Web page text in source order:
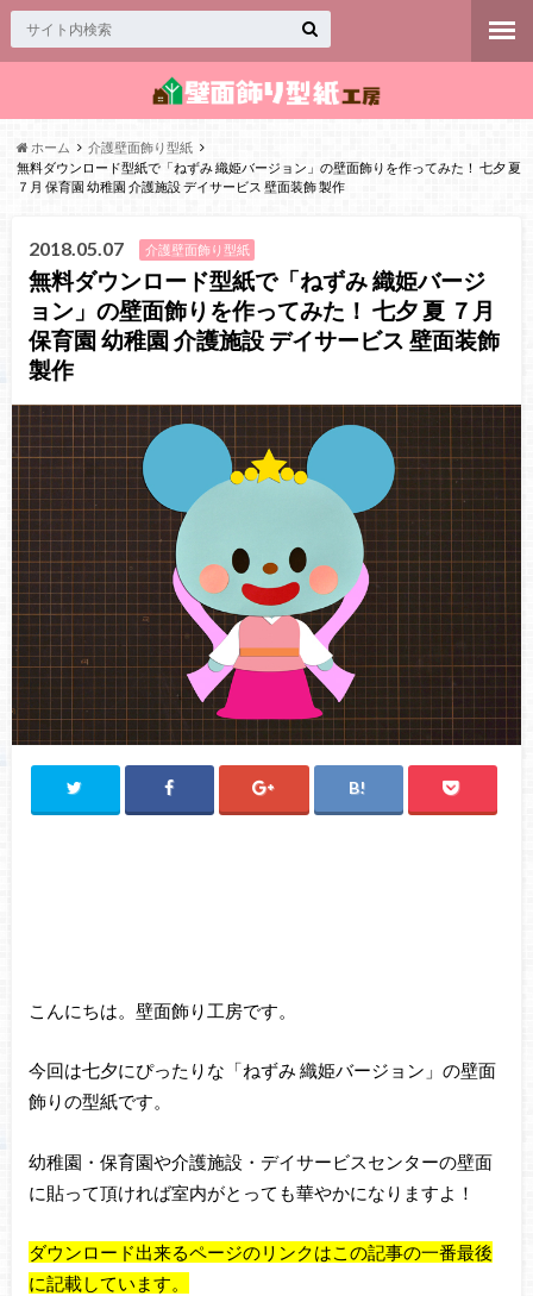
ホーム
介護壁面飾り型紙
無料ダウンロード型紙で「ねずみ 織姫バージョン」の壁面飾りを作ってみた！ 七夕 夏
７月 保育園 幼稚園 介護施設 デイサービス 壁面装飾 製作
2018.05.07 介護壁面飾り型紙
無料ダウンロード型紙で「ねずみ 織姫バージ
ョン」の壁面飾りを作ってみた！ 七夕 夏 ７月
保育園 幼稚園 介護施設 デイサービス 壁面装飾
製作
こんにちは。壁面飾り工房です。
今回は七夕にぴったりな「ねずみ 織姫バージョン」の壁面
飾りの型紙です。
幼稚園・保育園や介護施設・デイサービスセンターの壁面
に貼って頂ければ室内がとっても華やかになりますよ！
ダウンロード出来るページのリンクはこの記事の一番最後
に記載しています。